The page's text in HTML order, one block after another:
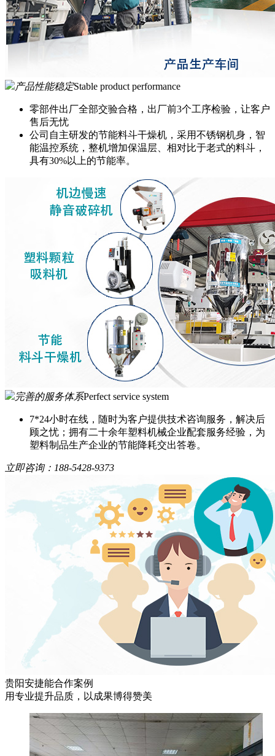
产品性能稳定Stable product performance
零部件出厂全部交验合格，出厂前3个工序检验，让客户
售后无忧
公司自主研发的节能料斗干燥机，采用不锈钢机身，智
能温控系统，整机增加保温层、相对比于老式的料斗，
具有30%以上的节能率。
完善的服务体系Perfect service system
7*24小时在线，随时为客户提供技术咨询服务，解决后
顾之忧；拥有二十余年塑料机械企业配套服务经验，为
塑料制品生产企业的节能降耗交出答卷。
立即咨询： 188-5428-9373
贵阳安捷能合作案例
用专业提升品质，以成果博得赞美